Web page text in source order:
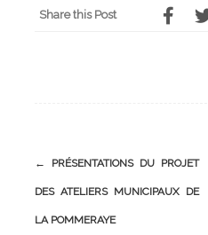
Share this Post
Post
navigation
← PRÉSENTATIONS DU PROJET
DES ATELIERS MUNICIPAUX DE
LA POMMERAYE